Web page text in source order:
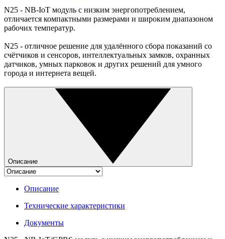
N25 - NB-IoT модуль с низким энергопотреблением,
отличается компактными размерами и широким диапазоном
рабочих температур.
N25 - отличное решение для удалённого сбора показаний со
счётчиков и сенсоров, интеллектуальных замков, охранных
датчиков, умных парковок и других решений для умного
города и интернета вещей.
Описание
Описание
Технические характеристики
Документы